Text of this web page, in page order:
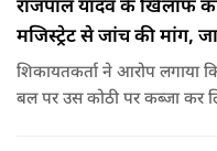
राजपाल यादव के खिलाफ
मजिस्ट्रेट से जांच की मांग,
शिकायतकर्ता ने आरोप लगाया
बल पर उस कोठी पर कब्जा कर